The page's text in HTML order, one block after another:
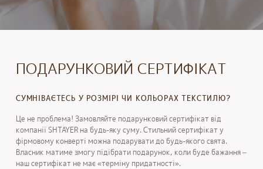
ПОДАРУНКОВИЙ СЕРТИФІКАТ
СУМНІВАЄТЕСЬ У РОЗМІРІ ЧИ КОЛЬОРАХ ТЕКСТИЛЮ?
Це не проблема! Замовляйте подарунковий сертифікат від
компанії SHTAYER на будь-яку суму. Стильний сертифікат у
фірмовому конверті можна подарувати до будь-якого свята.
Власник матиме змогу підібрати подарунок, коли буде бажання –
наш сертифікат не має «терміну придатності».